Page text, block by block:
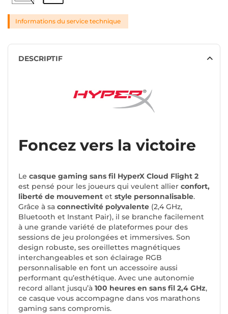
Informations du service technique
DESCRIPTIF
Foncez vers la victoire
Le casque gaming sans fil HyperX Cloud Flight 2
est pensé pour les joueurs qui veulent allier confort,
liberté de mouvement et style personnalisable.
Grâce à sa connectivité polyvalente (2,4 GHz,
Bluetooth et Instant Pair), il se branche facilement
à une grande variété de plateformes pour des
sessions de jeu prolongées et immersives. Son
design robuste, ses oreillettes magnétiques
interchangeables et son éclairage RGB
personnalisable en font un accessoire aussi
performant qu’esthétique. Avec une autonomie
record allant jusqu’à 100 heures en sans fil 2,4 GHz,
ce casque vous accompagne dans vos marathons
gaming sans compromis.